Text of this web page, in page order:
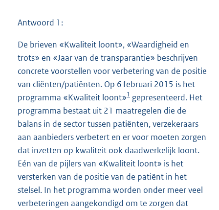
Antwoord 1:
De brieven «Kwaliteit loont», «Waardigheid en
trots» en «Jaar van de transparantie» beschrijven
concrete voorstellen voor verbetering van de positie
van cliënten/patiënten. Op 6 februari 2015 is het
programma «Kwaliteit loont»1 gepresenteerd. Het
programma bestaat uit 21 maatregelen die de
balans in de sector tussen patiënten, verzekeraars
aan aanbieders verbetert en er voor moeten zorgen
dat inzetten op kwaliteit ook daadwerkelijk loont.
Eén van de pijlers van «Kwaliteit loont» is het
versterken van de positie van de patiënt in het
stelsel. In het programma worden onder meer veel
verbeteringen aangekondigd om te zorgen dat